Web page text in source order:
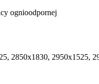
2850х1830, 2950х1525,